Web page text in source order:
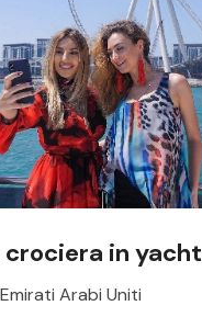
crociera in yacht
Arabi Uniti